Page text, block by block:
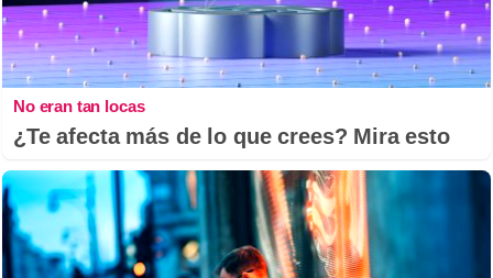
No eran tan locas
¿Te afecta más de lo que crees? Mira esto